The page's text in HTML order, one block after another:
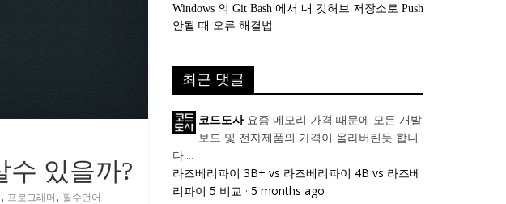
수 있을까?
, 프로그래머 , 필수언어
Windows 의 Git Bash 에서 내 깃허브 저장소로 Push
안될 때 오류 해결법
최근 댓글
코드도사 요즘 메모리 가격 때문에 모든 개발
보드 및 전자제품의 가격이 올라버린듯 합니
다....
라즈베리파이 3B+ vs 라즈베리파이 4B vs 라즈베
리파이 5 비교 · 5 months ago